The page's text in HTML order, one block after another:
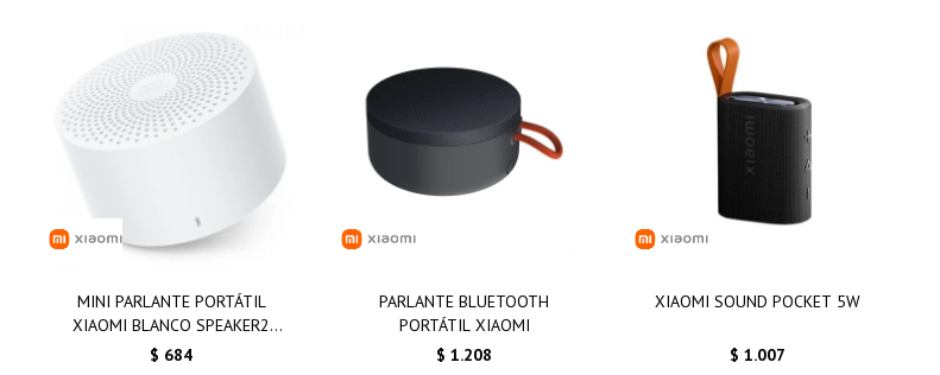
MINI PARLANTE PORTÁTIL
XIAOMI BLANCO SPEAKER2
COMPACTO
$ 684
PARLANTE BLUETOOTH
PORTÁTIL XIAOMI
$ 1.208
XIAOMI SOUND POCKET 5W
$ 1.007